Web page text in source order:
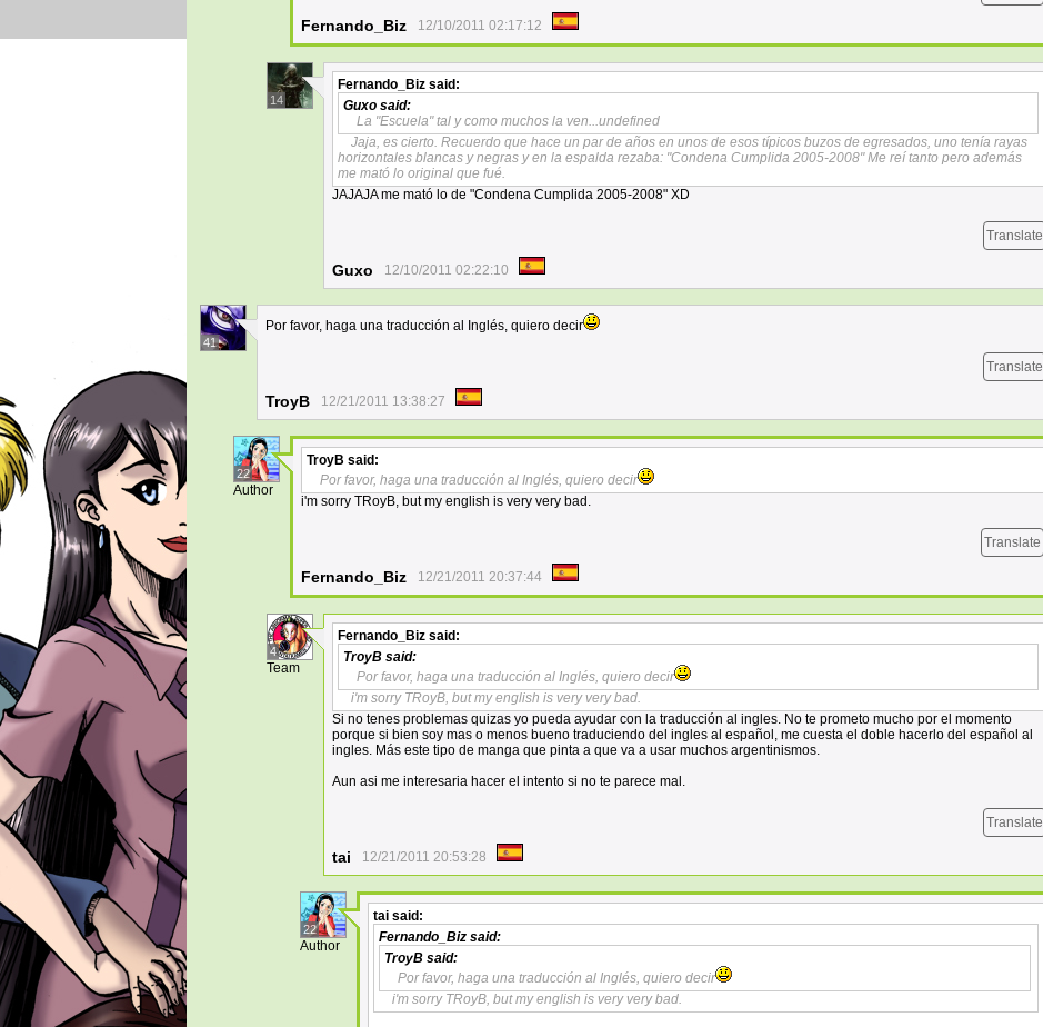
Fernando_Biz 12/10/2011 02:17:12
14
Fernando_Biz said:
Guxo said:
La "Escuela" tal y como muchos la ven...undefined
Jaja, es cierto. Recuerdo que hace un par de años en unos de esos típicos buzos de egresados, uno tenía rayas
horizontales blancas y negras y en la espalda rezaba: "Condena Cumplida 2005-2008" Me reí tanto pero además
me mató lo original que fué.
JAJAJA me mató lo de "Condena Cumplida 2005-2008" XD
Translate
Guxo 12/10/2011 02:22:10
41
Por favor, haga una traducción al Inglés, quiero decir
Translate
TroyB 12/21/2011 13:38:27
22
Author
TroyB said:
Por favor, haga una traducción al Inglés, quiero decir
i'm sorry TRoyB, but my english is very very bad.
Translate
Fernando_Biz 12/21/2011 20:37:44
4
Team
Fernando_Biz said:
TroyB said:
Por favor, haga una traducción al Inglés, quiero decir
i'm sorry TRoyB, but my english is very very bad.
Si no tenes problemas quizas yo pueda ayudar con la traducción al ingles. No te prometo mucho por el momento
porque si bien soy mas o menos bueno traduciendo del ingles al español, me cuesta el doble hacerlo del español al
ingles. Más este tipo de manga que pinta a que va a usar muchos argentinismos.
Aun asi me interesaria hacer el intento si no te parece mal.
Translate
tai 12/21/2011 20:53:28
22
Author
tai said:
Fernando_Biz said:
TroyB said:
Por favor, haga una traducción al Inglés, quiero decir
i'm sorry TRoyB, but my english is very very bad.